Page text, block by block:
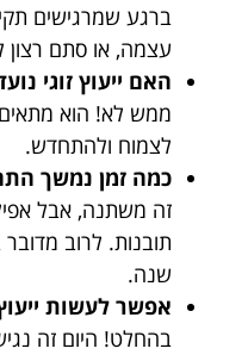
ברגע שמרגישים
עצמה, או סתם
האם ייעוץ זוגי
ממש לא! הוא מתאים
לצמוח ולהתחדש.
כמה זמן נמשך
זה משתנה, אבל
תובנות. לרוב
שנה.
אפשר לעשות ייעוץ
בהחלט! היום זה